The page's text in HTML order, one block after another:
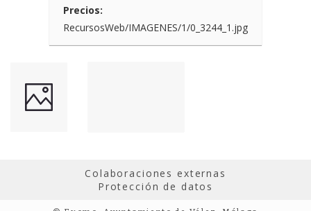
Precios:
RecursosWeb/IMAGENES/1/0_3244_1.jpg
Colaboraciones externas
Protección de datos